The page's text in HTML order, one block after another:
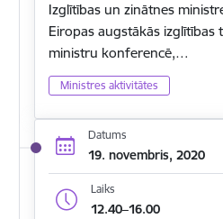
Izglītības un zinātnes
Eiropas augstākās izglītības
ministru konferencē,…
Ministres aktivitātes
Datums
19. novembris, 2020
Laiks
12.40–16.00